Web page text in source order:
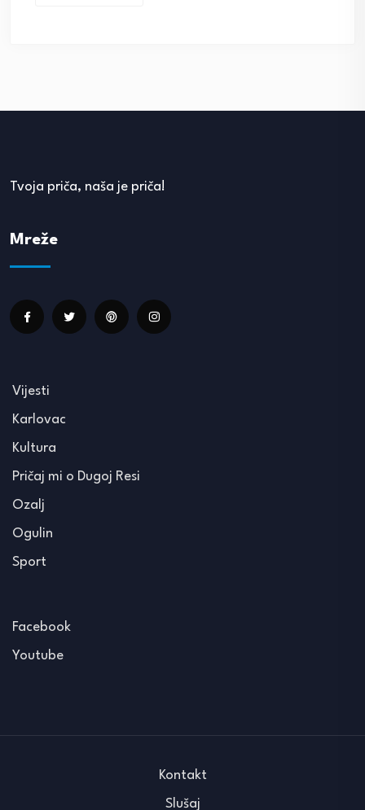
Tvoja priča, naša je priča!
Mreže
Vijesti
Karlovac
Kultura
Pričaj mi o Dugoj Resi
Ozalj
Ogulin
Sport
Facebook
Youtube
Kontakt
Slušaj